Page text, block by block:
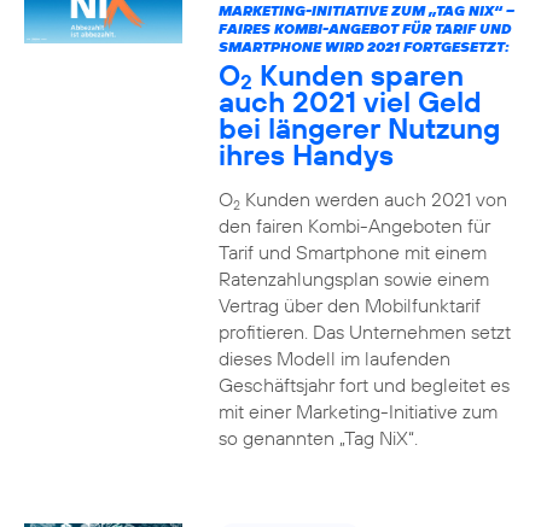
MARKETING-INITIATIVE ZUM „TAG NIX“ –
FAIRES KOMBI-ANGEBOT FÜR TARIF UND
SMARTPHONE WIRD 2021 FORTGESETZT:
O2 Kunden sparen
auch 2021 viel Geld
bei längerer Nutzung
ihres Handys
O2Kunden werden auch 2021 von
den fairen Kombi-Angeboten für
Tarif und Smartphone mit einem
Ratenzahlungsplan sowie einem
Vertrag über den Mobilfunktarif
profitieren. Das Unternehmen setzt
dieses Modell im laufenden
Geschäftsjahr fort und begleitet es
mit einer Marketing-Initiative zum
so genannten „Tag NiX“.